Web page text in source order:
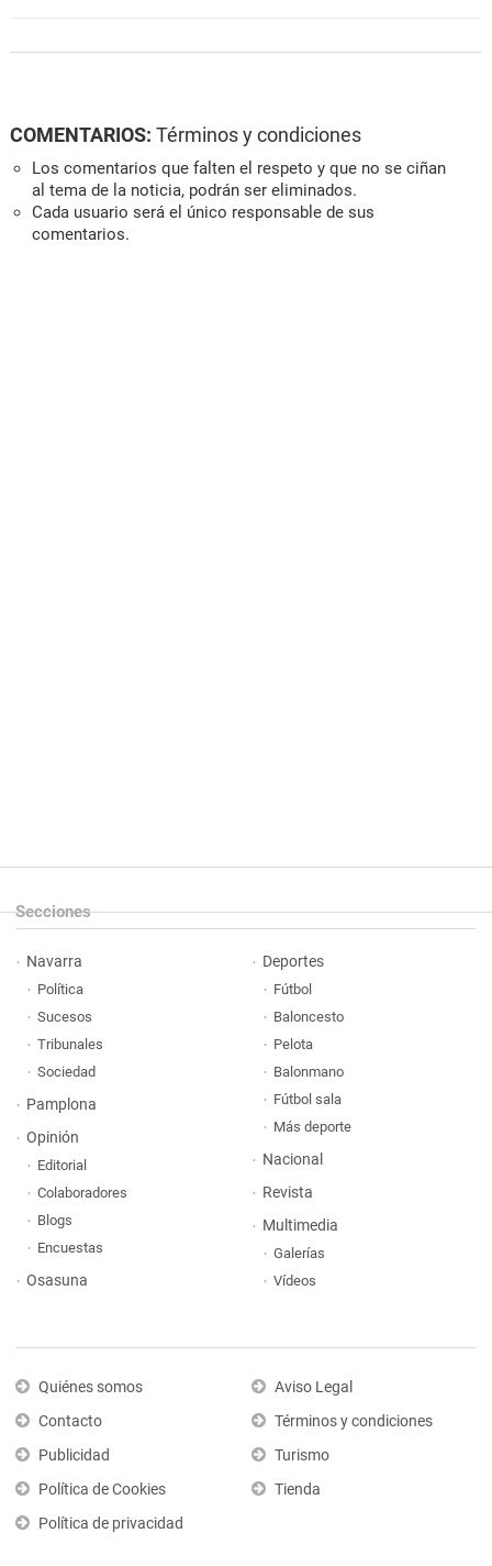
COMENTARIOS: Términos y condiciones
Los comentarios que falten el respeto y que no se ciñan
al tema de la noticia, podrán ser eliminados.
Cada usuario será el único responsable de sus
comentarios.
Secciones
Navarra
Política
Sucesos
Tribunales
Sociedad
Pamplona
Opinión
Editorial
Colaboradores
Blogs
Encuestas
Osasuna
Deportes
Fútbol
Baloncesto
Pelota
Balonmano
Fútbol sala
Más deporte
Nacional
Revista
Multimedia
Galerías
Vídeos
Quiénes somos
Contacto
Publicidad
Política de Cookies
Política de privacidad
Aviso Legal
Términos y condiciones
Turismo
Tienda